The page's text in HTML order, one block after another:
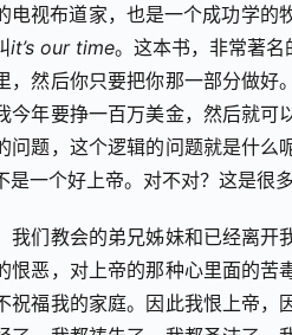
电视布道家，也是一个成功学
it’s our time。这本书，非常著
，然后你只要把你那一部分做
今年要挣一百万美金，然后就
问题，这个逻辑的问题就是什
是一个好上帝。对不对？这是很
我们教会的弟兄姊妹和已经离
恨恶，对上帝的那种心里面的
祝福我的家庭。因此我恨上帝